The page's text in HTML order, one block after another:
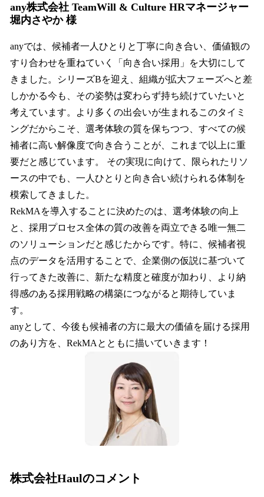
any株式会社 TeamWill & Culture HRマネージャー
堀内さやか 様
anyでは、候補者一人ひとりと丁寧に向き合い、価値観の
すり合わせを重ねていく「向き合い採用」を大切にして
きました。シリーズBを迎え、組織が拡大フェーズへと差
しかかる今も、その姿勢は変わらず持ち続けていたいと
考えています。より多くの出会いが生まれるこのタイミ
ングだからこそ、選考体験の質を保ちつつ、すべての候
補者に高い解像度で向き合うことが、これまで以上に重
要だと感じています。 その実現に向けて、限られたリソ
ースの中でも、一人ひとりと向き合い続けられる体制を
模索してきました。
RekMAを導入することに決めたのは、選考体験の向上
と、採用プロセス全体の質の改善を両立できる唯一無二
のソリューションだと感じたからです。特に、候補者視
点のデータを活用することで、企業側の仮説に基づいて
行ってきた改善に、新たな精度と確度が加わり、より納
得感のある採用戦略の構築につながると期待していま
す。
anyとして、今後も候補者の方に最大の価値を届ける採用
のあり方を、RekMAとともに描いていきます！
株式会社Haulのコメント